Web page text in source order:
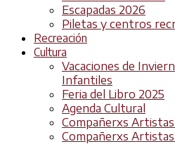
Escapadas 2026
Piletas y centros
Recreación
Cultura
Vacaciones de
Infantiles
Feria del Libro 2025
Agenda Cultural
Compañerxs
Compañerxs